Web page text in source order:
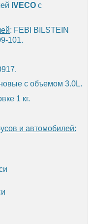
IVECO с
: FEBI BILSTEIN
101.
с объемом 3.0L.
1 кг.
и автомобилей: